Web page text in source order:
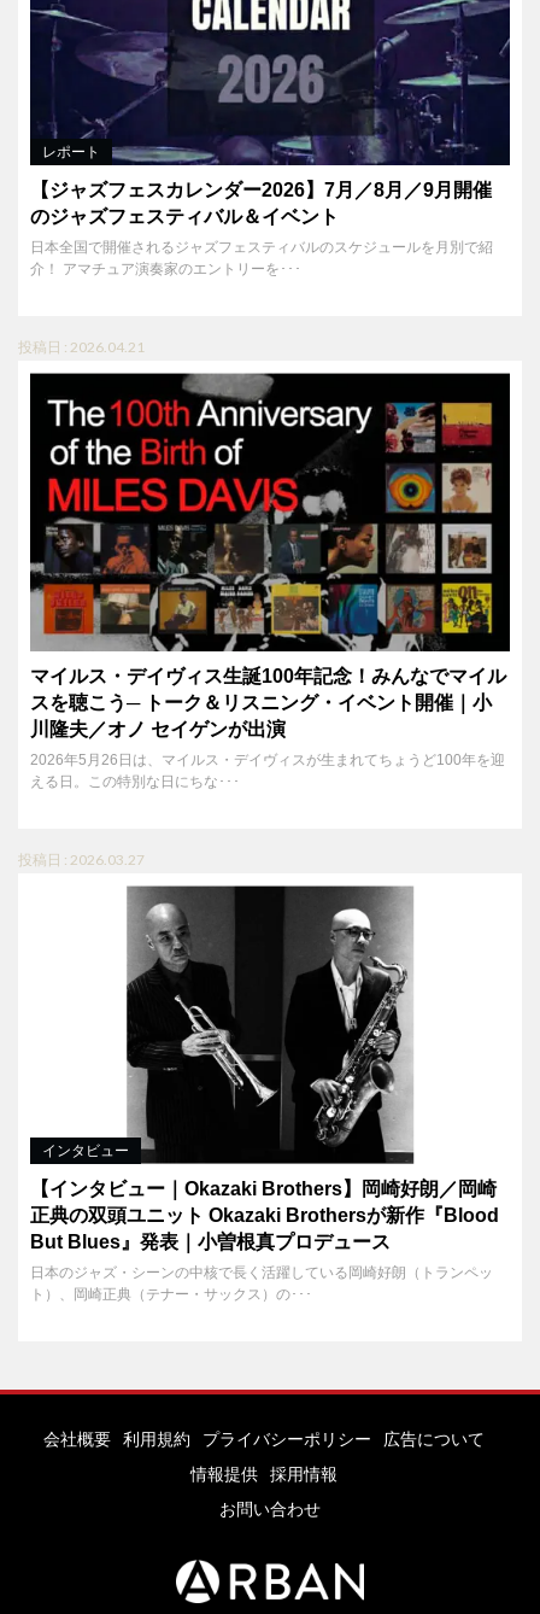
レポート
【ジャズフェスカレンダー2026】7月／8月／9月開催
のジャズフェスティバル＆イベント
日本全国で開催されるジャズフェスティバルのスケジュールを月別で紹
介！ アマチュア演奏家のエントリーを･･･
投稿日 : 2026.04.21
マイルス・デイヴィス生誕100年記念！みんなでマイル
スを聴こう─ トーク＆リスニング・イベント開催｜小
川隆夫／オノ セイゲンが出演
2026年5月26日は、マイルス・デイヴィスが生まれてちょうど100年を迎
える日。この特別な日にちな･･･
投稿日 : 2026.03.27
インタビュー
【インタビュー｜Okazaki Brothers】岡崎好朗／岡崎
正典の双頭ユニット Okazaki Brothersが新作『Blood
But Blues』発表｜小曽根真プロデュース
日本のジャズ・シーンの中核で長く活躍している岡崎好朗（トランペッ
ト）、岡崎正典（テナー・サックス）の･･･
会社概要 利用規約 プライバシーポリシー
広告について
情報提供
採用情報
お問い合わせ